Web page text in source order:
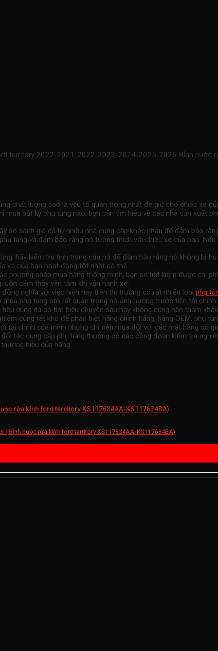
territory 2022-2021-2022-2023-2024-2025-2026 BÌnh nước
chất lượng cao là yếu tố quan trọng nhất để giữ cho chiếc xe
mua bất kỳ phụ tùng nào, bạn cần tìm hiểu về các nhà sản xuất
so sánh giá cả từ nhiều nhà cung cấp khác nhau để đảm bảo
tùng và đảm bảo rằng nó tương thích với chiếc xe của bạn.
hãy kiểm tra tình trạng của nó để đảm bảo rằng nó không bị
xe của bạn hoạt động tốt nhất có thể.
phương pháp mua hàng thông minh, bạn sẽ tiết kiệm được chi
luôn cảm thấy yên tâm khi vận hành xe.
nghĩa với việc hiện nay trên thị trường có rất nhiều loại phụ
phụ tùng oto rất quan trọng nó ảnh hưởng trước tiên tới
dùng dù có tìm hiểu chuyên sâu hay không cũng nên tham
cũng rất khó để phân biệt hàng chính hãng, hàng OEM, phụ
tài chính của mình nhưng chỉ nên mua đối với các mặt hàng có
tác cung cấp phụ tùng thường có các công đoạn kiểm tra
hiệu của hãng.
rửa kính ford territory KS117634AA-KS117634BA)
( BÌnh nước rửa kính ford territory KS117634AA-KS117634BA)